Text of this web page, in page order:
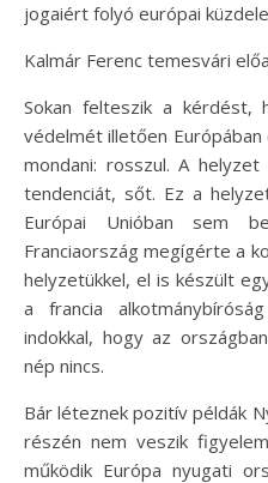
jogaiért folyó európai
Kalmár Ferenc temesvári
Sokan felteszik a kérdést,
védelmét illetően Európában
mondani: rosszul. A
tendenciát, sőt. Ez a
Európai Unióban sem
Franciaország megígérte a
helyzetükkel, el is készült
a francia
indokkal, hogy az
nép nincs.
Bár léteznek pozitív példák
részén nem veszik
működik Európa nyugati